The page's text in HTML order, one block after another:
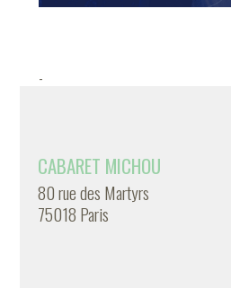
-
CABARET MICHOU
80 rue des Martyrs
75018 Paris